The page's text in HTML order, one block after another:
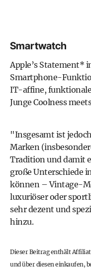
Smartwatch
Apple’s Statement*
Smartphone-
IT-affine, funktionale
Junge Coolness
"Insgesamt ist
Marken
Tradition und damit
große Unterschiede
können – Vintage-
luxuriöser oder
sehr dezent und
hinzu.
Dieser Beitrag enthält
und über diesen einkaufen,